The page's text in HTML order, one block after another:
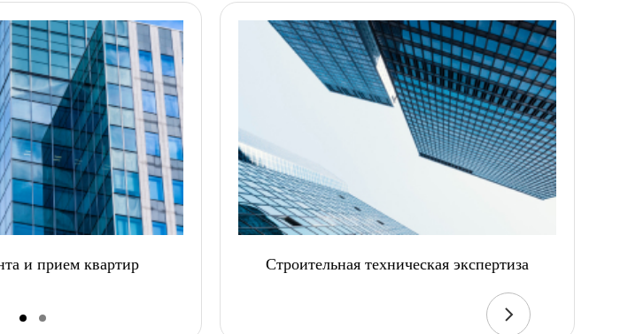
и прием квартир Строительная техническая экспертиза